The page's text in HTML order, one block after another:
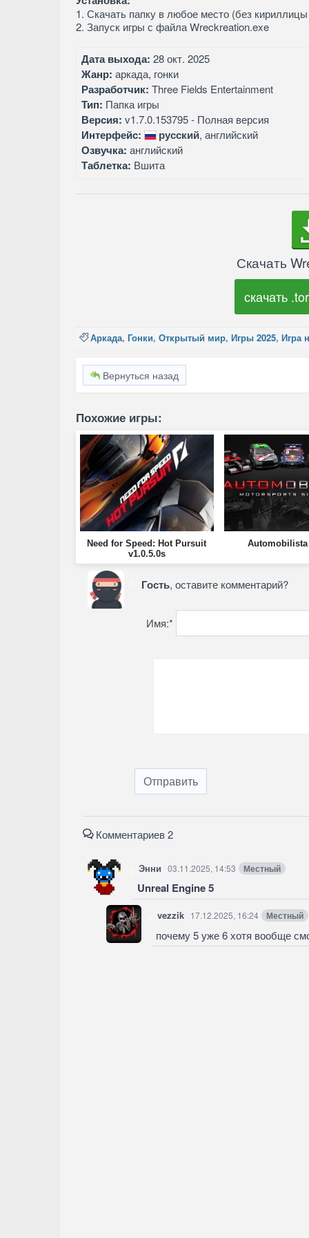
1. Скачать папку в любое место (без
2. Запуск игры с файла Wreckreation.exe
Дата выхода: 28 окт. 2025
Жанр: аркада, гонки
Разработчик: Three Fields Entertainment
Тип: Папка игры
Версия: v1.7.0.153795 - Полная версия
Интерфейс: русский, английский
Озвучка: английский
Таблетка: Вшита
Скачать
скачать
Аркада, Гонки, Открытый мир, Игры 2025, Игра
Вернуться назад
Похожие игры:
Need for Speed: Hot Pursuit
v1.0.5.0s
Automobilista
Гость, оставите комментарий?
Имя:*
Отправить
Комментариев 2
Энни 03.11.2025, 14:53 Местный
Unreal Engine 5
vezzik 17.12.2025, 16:24 Местный
почему 5 уже 6 хотя вообще